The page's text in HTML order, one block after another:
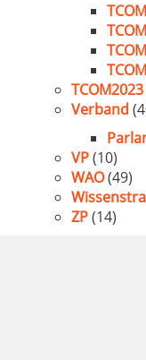
TCOM2023
Verband
VP(10)
WAO(49)
ZP(14)